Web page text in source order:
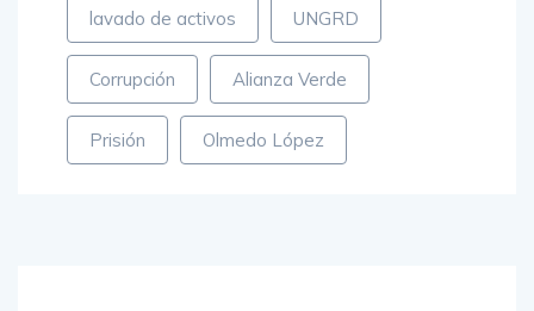
lavado de activos UNGRD
Corrupción Alianza Verde
Prisión Olmedo López